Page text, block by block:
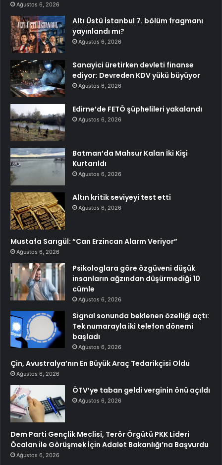
Ağustos 6, 2026
Altı Üstü İstanbul 7. bölüm fragmanı
yayınlandı mı?
Ağustos 6, 2026
Sanayici üretirken devleti finanse
ediyor: Devreden KDV yükü büyüyor
Ağustos 6, 2026
Edirne’de FETÖ şüphelileri yakalandı
Ağustos 6, 2026
Batman’da Mahsur Kalan İki Kişi
Kurtarıldı
Ağustos 6, 2026
Altın kritik seviyeyi test etti
Ağustos 6, 2026
Mustafa Sarıgül: “Can Erzincan Alarm Veriyor”
Ağustos 6, 2026
Psikologlara göre özgüveni düşük
insanların ağzından düşürmediği 10
cümle
Ağustos 6, 2026
Signal sonunda beklenen özelliği açtı:
Tek numarayla iki telefon dönemi
başladı
Ağustos 6, 2026
Çin, Avustralya’nın En Büyük Araç Tedarikçisi Oldu
Ağustos 6, 2026
ÖTV’ye taban geldi verginin önü açıldı
Ağustos 6, 2026
Dem Parti Gençlik Meclisi, Terör Örgütü PKK Lideri
Öcalan ile Görüşmek İçin Adalet Bakanlığı’na Başvurdu
Ağustos 6, 2026